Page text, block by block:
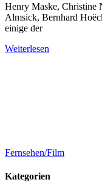
Henry Maske, Christine
Almsick, Bernhard
einige der
Weiterlesen
Fernsehen/Film
Kategorien